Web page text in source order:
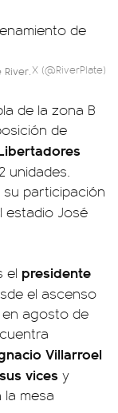
X (@RiverPlate)
de la zona B
de
unidades.
participación
estadio José
el presidente
el ascenso
agosto de
Villarroel
vices y
mesa